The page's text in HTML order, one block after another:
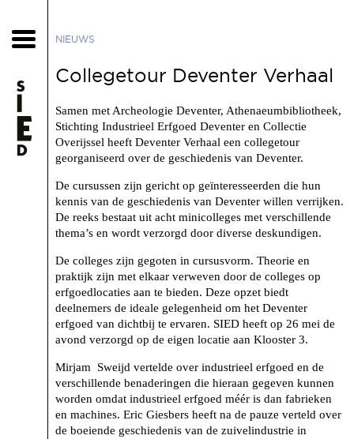
NIEUWS
Collegetour Deventer Verhaal
Samen met Archeologie Deventer, Athenaeumbibliotheek,
Stichting Industrieel Erfgoed Deventer en Collectie
Overijssel heeft Deventer Verhaal een collegetour
georganiseerd over de geschiedenis van Deventer.
De cursussen zijn gericht op geïnteresseerden die hun
kennis van de geschiedenis van Deventer willen verrijken.
De reeks bestaat uit acht minicolleges met verschillende
thema’s en wordt verzorgd door diverse deskundigen.
De colleges zijn gegoten in cursusvorm. Theorie en
praktijk zijn met elkaar verweven door de colleges op
erfgoedlocaties aan te bieden. Deze opzet biedt
deelnemers de ideale gelegenheid om het Deventer
erfgoed van dichtbij te ervaren. SIED heeft op 26 mei de
avond verzorgd op de eigen locatie aan Klooster 3.
Mirjam Sweijd vertelde over industrieel erfgoed en de
verschillende benaderingen die hieraan gegeven kunnen
worden omdat industrieel erfgoed méér is dan fabrieken
en machines. Eric Giesbers heeft na de pauze verteld over
de boeiende geschiedenis van de zuivelindustrie in